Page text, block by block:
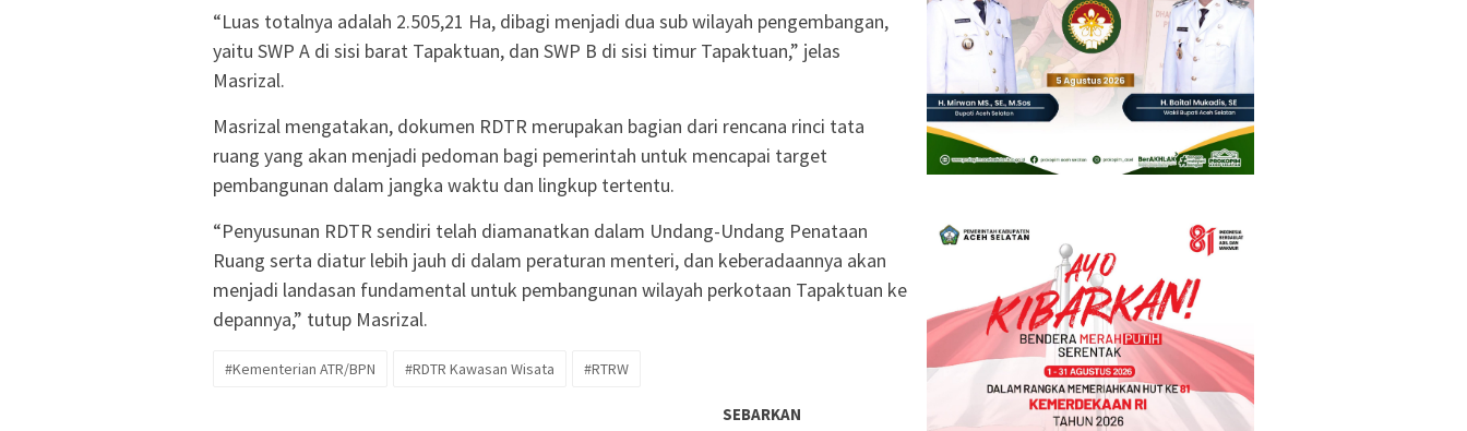
“Luas totalnya adalah 2.505,21 Ha, dibagi menjadi dua sub wilayah pengembangan,
yaitu SWP A di sisi barat Tapaktuan, dan SWP B di sisi timur Tapaktuan,” jelas
Masrizal.
Masrizal mengatakan, dokumen RDTR merupakan bagian dari rencana rinci tata
ruang yang akan menjadi pedoman bagi pemerintah untuk mencapai target
pembangunan dalam jangka waktu dan lingkup tertentu.
“Penyusunan RDTR sendiri telah diamanatkan dalam Undang-Undang Penataan
Ruang serta diatur lebih jauh di dalam peraturan menteri, dan keberadaannya akan
menjadi landasan fundamental untuk pembangunan wilayah perkotaan Tapaktuan ke
depannya,” tutup Masrizal.
#Kementerian ATR/BPN #RDTR Kawasan Wisata #RTRW
SEBARKAN